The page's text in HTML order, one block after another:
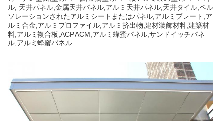
ル, 天井パネル,金属天井パネル,アルミ天井パネル,天井タイル,ペル
ソレーションされたアルミシートまたはパネル,アルミプレート,ア
ルミ合金,アルミプロファイル,アルミ挤出物,建材装飾材料,建築材
料,アルミ複合板,ACP,ACM,アルミ蜂蜜パネル,サンドイッチパネ
ル,アルミ蜂蜜パネル